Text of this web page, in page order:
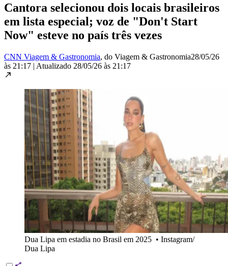
Cantora selecionou dois locais brasileiros
em lista especial; voz de "Don't Start
Now" esteve no país três vezes
CNN Viagem & Gastronomia, do Viagem & Gastronomia28/05/26
às 21:17 | Atualizado 28/05/26 às 21:17
Dua Lipa em estadia no Brasil em 2025 • Instagram/
Dua Lipa